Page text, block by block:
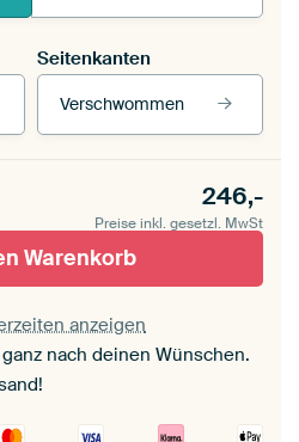
Seitenkanten
Verschwommen
Mit Schattenfugenrahmen,
weiß
Seitenkanten
246,-
Preise inkl. gesetzl. MwSt
Warenkorb
anzeigen
nach deinen Wünschen.